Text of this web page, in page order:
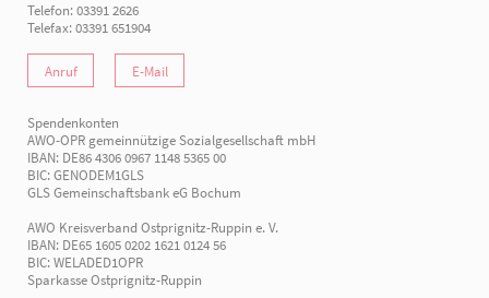
Telefon: 03391 2626
Telefax: 03391 651904
Anruf E-Mail
Spendenkonten
AWO-OPR gemeinnützige Sozialgesellschaft mbH
IBAN: DE86 4306 0967 1148 5365 00
BIC: GENODEM1GLS
GLS Gemeinschaftsbank eG Bochum
AWO Kreisverband Ostprignitz-Ruppin e. V.
IBAN: DE65 1605 0202 1621 0124 56
BIC: WELADED1OPR
Sparkasse Ostprignitz-Ruppin